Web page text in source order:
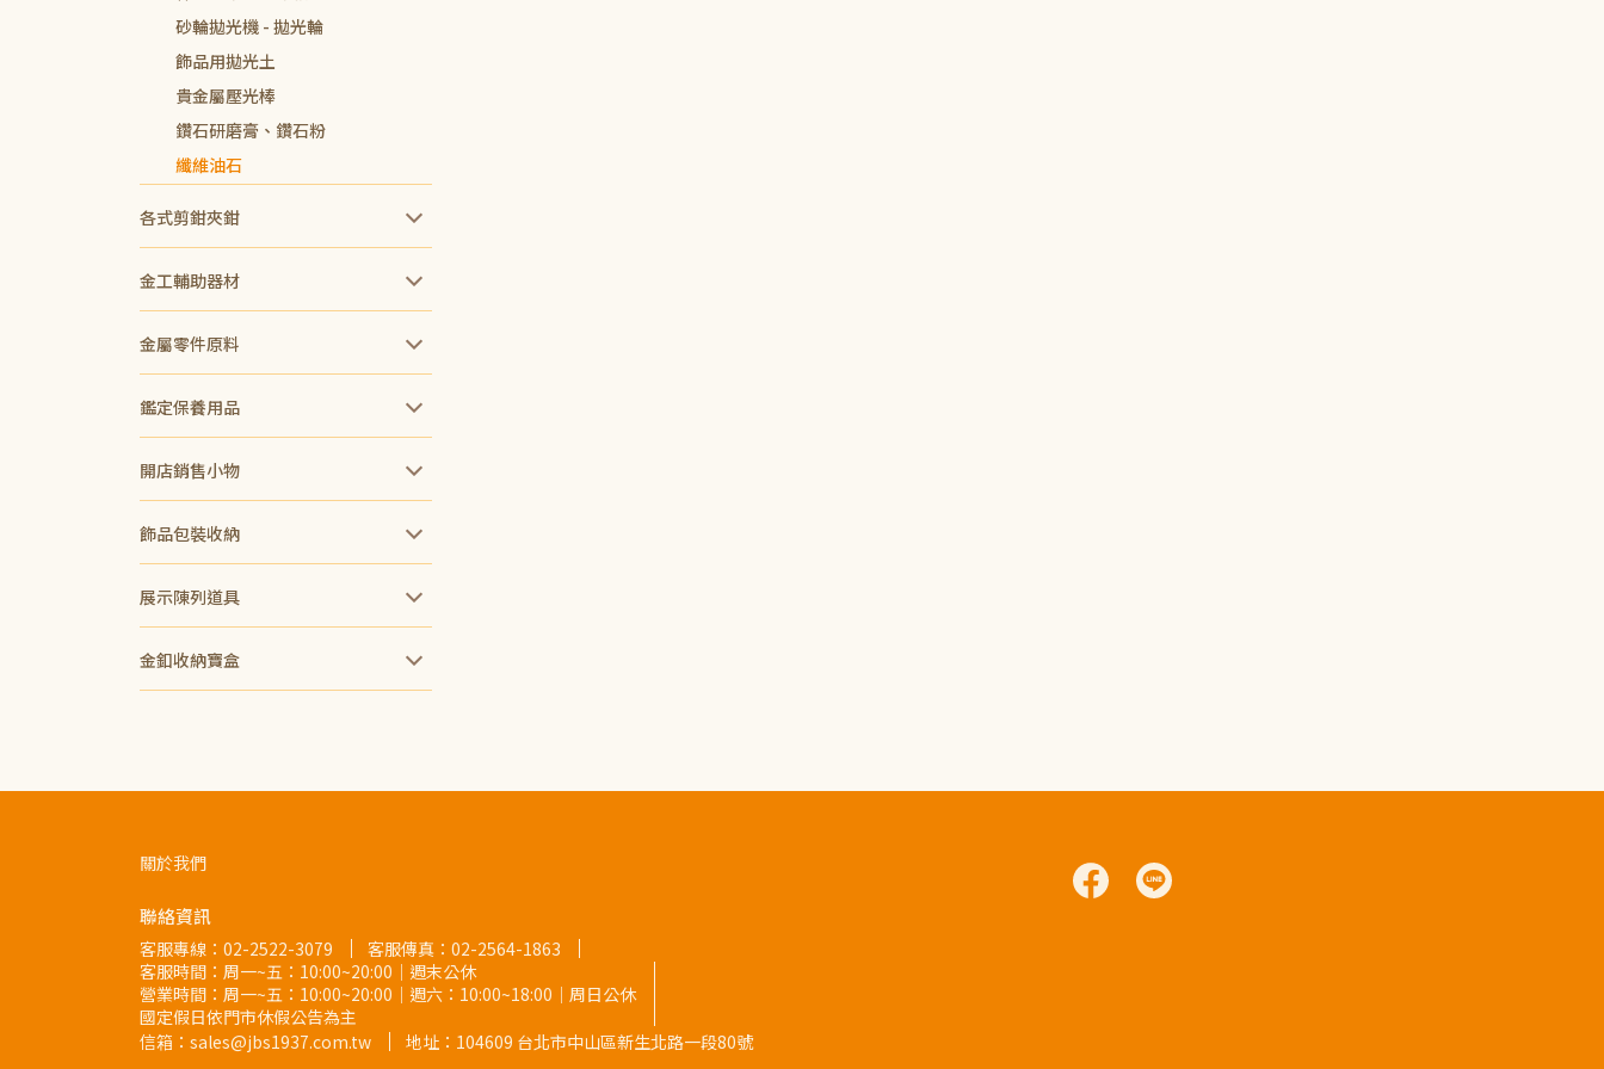
砂輪拋光機 - 拋光輪
飾品用拋光土
貴金屬壓光棒
鑽石研磨膏、鑽石粉
纖維油石
各式剪鉗夾鉗
金工輔助器材
金屬零件原料
鑑定保養用品
開店銷售小物
飾品包裝收納
展示陳列道具
金釦收納寶盒
關於我們
聯絡資訊
客服專線： 02-2522-3079
客服傳真：02-2564-1863
客服時間：周一~五：10:00~20:00｜週末公休
營業時間：周一~五：10:00~20:00｜週六：10:00~18:00｜周日公休
國定假日依門市休假公告為主
信箱：sales@jbs1937.com.tw
地址： 104609 台北市中山區新生北路一段80號